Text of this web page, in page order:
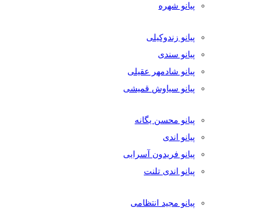
پیانو شهره
پیانو زندوکیلی
پیانو سندی
پیانو شادمهر عقیلی
پیانو سیاوش قمیشی
پیانو محسن یگانه
پیانو اندی
پیانو فریدون آسرایی
پیانو اندی تلنت
پیانو مجید انتظامی